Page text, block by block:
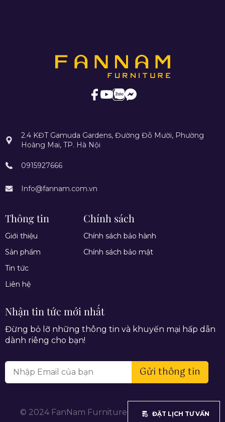
2.4 KĐT Gamuda Gardens, Đường Đỗ Mười, Phường
Hoàng Mai, TP. Hà Nội
0915927666
Info@fannam.com.vn
Thông tin
Giới thiệu
Sản phẩm
Tin tức
Liên hệ
Chính sách
Chính sách bảo hành
Chính sách bảo mật
Nhận tin tức mới nhất
Đừng bỏ lỡ những thông tin và khuyến mại hấp dẫn
dành riêng cho bạn!
Gửi thông tin
© 2024 FanNam Furniture. All rights reserved.
ĐẶT LỊCH TƯ VẤN